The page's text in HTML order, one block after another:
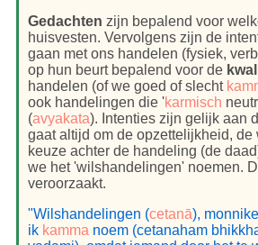
Gedachten zijn bepalend voor
huisvesten. Vervolgens zijn de
gaan met ons handelen (fysiek,
op hun beurt bepalend voor de
handelen (of we goed of slecht
ook handelingen die 'karmisch
(avyakata). Intenties zijn gelijk aan
gaat altijd om de opzettelijkheid, de
keuze achter de handeling (de
we het 'wilshandelingen' noemen.
veroorzaakt.
"Wilshandelingen (cetanā),
ik kamma noem (cetanaham